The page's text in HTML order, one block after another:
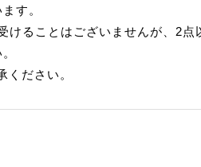
す。
けることはございませんが、2点
ださい。